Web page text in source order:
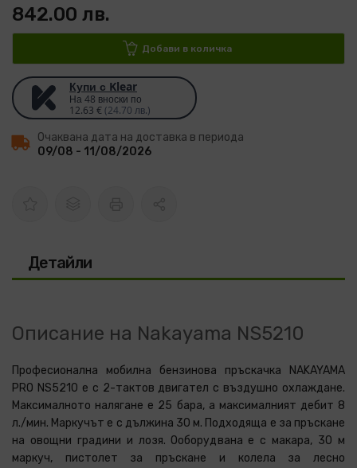
842.00 лв.
Добави в количка
Купи с Klear
На 48 вноски по
12.63 €(24.70 лв.)
Очаквана дата на доставка в периода
09/08 - 11/08/2026
Детайли
Описание на Nakayama NS5210
Професионална мобилна бензинова пръскачка NAKAYAMA
PRO NS5210 е с 2-тактов двигател с въздушно охлаждане.
Максималното налягане е 25 бара, а максималният дебит 8
л./мин. Маркучът е с дължина 30 м. Подходяща е за пръскане
на овощни градини и лозя. Ооборудвана е с макара, 30 м
маркуч, пистолет за пръскане и колела за лесно